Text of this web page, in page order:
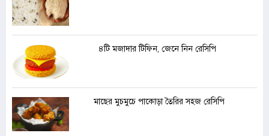
৪টি মজাদার টিফিন, জেনে নিন রেসিপি
মাছের মুচমুচে পাকোড়া তৈরির সহজ রেসিপি